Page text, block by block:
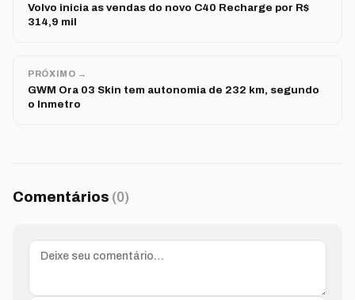
Volvo inicia as vendas do novo C40 Recharge por R$
314,9 mil
PRÓXIMO →
GWM Ora 03 Skin tem autonomia de 232 km, segundo
o Inmetro
Comentários (0)